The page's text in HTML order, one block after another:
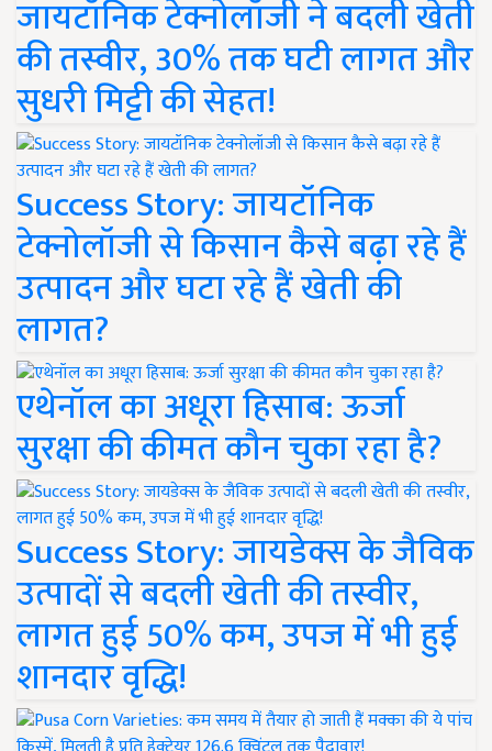
जायटॉनिक टेक्नोलॉजी ने बदली खेती
की तस्वीर, 30% तक घटी लागत और
सुधरी मिट्टी की सेहत!
Success Story: जायटॉनिक
टेक्नोलॉजी से किसान कैसे बढ़ा रहे हैं
उत्पादन और घटा रहे हैं खेती की
लागत?
एथेनॉल का अधूरा हिसाब: ऊर्जा
सुरक्षा की कीमत कौन चुका रहा है?
Success Story: जायडेक्स के जैविक
उत्पादों से बदली खेती की तस्वीर,
लागत हुई 50% कम, उपज में भी हुई
शानदार वृद्धि!